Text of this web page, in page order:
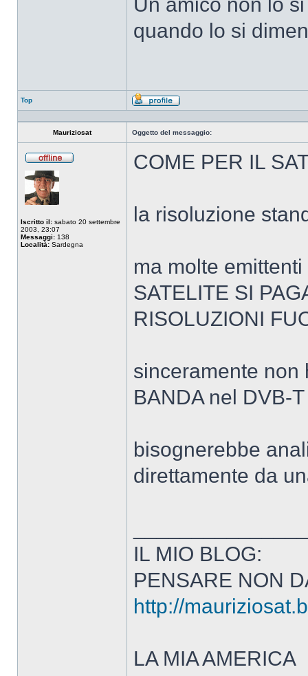
quando lo si
Top
Profilo
Mauriziosat Oggetto del messaggio:
Iscritto il: sabato 20 settembre
2003, 23:07
Messaggi: 138
Località: Sardegna
COME PER IL
la risoluzione
ma molte
SATELITE SI
RISOLUZIONI
sinceramente non
BANDA nel DVB-T
bisognerebbe
direttamente da
IL MIO BLOG:
PENSARE NON
http://
LA MIA AMERICA